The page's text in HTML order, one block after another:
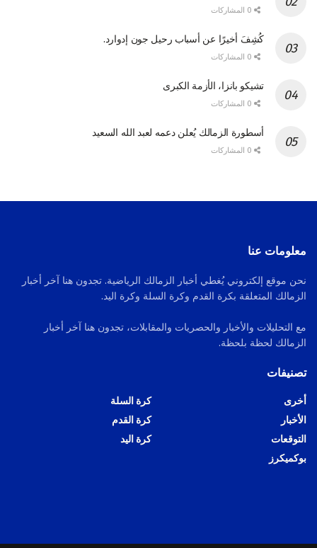
كُشِفَ أخيرًا عن أسباب رحيل جون إدوارد.
تشيكو بانزا، الأزمة الكبرى
أسطورة الزمالك يُعلن دعمه لعبد الله السعيد
معلومات عنا
نحن موقع إلكتروني يُغطي أخبار الزمالك الرياضية. تجدون هنا آخر أخبار
الزمالك المتعلقة بكرة القدم وكرة السلة وكرة اليد.
مع التحليلات والأخبار والحصريات والمقابلات، تجدون هنا آخر أخبار
الزمالك لحظة بلحظة.
تصنيفات
أخرى
الأخبار
التوقعات
بوكميكرز
كرة السلة
كرة القدم
كرة اليد